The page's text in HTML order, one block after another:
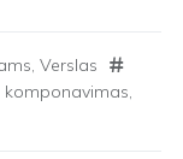
, Verslas
komponavimas,